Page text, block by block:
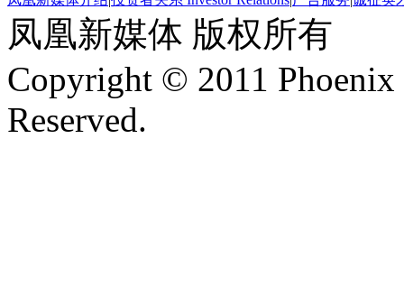
凤凰新媒体 版权所有
Copyright © 2011
Reserved.